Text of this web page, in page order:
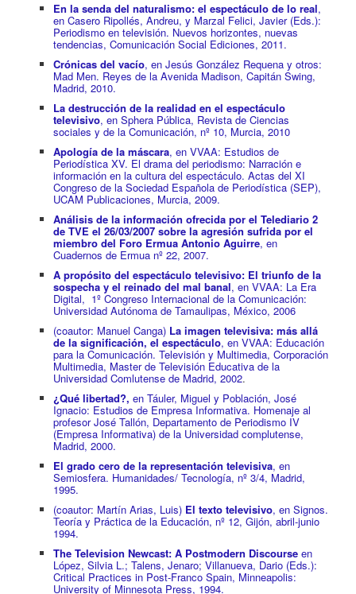
En la senda del naturalismo: el espectáculo de lo real,
en Casero Ripollés, Andreu, y Marzal Felici, Javier (Eds.):
Periodismo en televisión. Nuevos horizontes, nuevas
tendencias, Comunicación Social Ediciones, 2011.
Crónicas del vacío, en Jesús González Requena y otros:
Mad Men. Reyes de la Avenida Madison, Capitán Swing,
Madrid, 2010.
La destrucción de la realidad en el espectáculo
televisivo, en Sphera Pública, Revista de Ciencias
sociales y de la Comunicación, nº 10, Murcia, 2010
Apología de la máscara, en VVAA: Estudios de
Periodística XV. El drama del periodismo: Narración e
información en la cultura del espectáculo. Actas del XI
Congreso de la Sociedad Española de Periodística (SEP),
UCAM Publicaciones, Murcia, 2009.
Análisis de la información ofrecida por el Telediario 2
de TVE el 26/03/2007 sobre la agresión sufrida por el
miembro del Foro Ermua Antonio Aguirre, en
Cuadernos de Ermua nº 22, 2007.
A propósito del espectáculo televisivo: El triunfo de la
sospecha y el reinado del mal banal, en VVAA: La Era
Digital, 1º Congreso Internacional de la Comunicación:
Universidad Autónoma de Tamaulipas, México, 2006
(coautor: Manuel Canga) La imagen televisiva: más allá
de la significación, el espectáculo, en VVAA: Educación
para la Comunicación. Televisión y Multimedia, Corporación
Multimedia, Master de Televisión Educativa de la
Universidad Comlutense de Madrid, 2002.
¿Qué libertad?, en Táuler, Miguel y Población, José
Ignacio: Estudios de Empresa Informativa. Homenaje al
profesor José Tallón, Departamento de Periodismo IV
(Empresa Informativa) de la Universidad complutense,
Madrid, 2000.
El grado cero de la representación televisiva, en
Semiosfera. Humanidades/ Tecnología, nº 3/4, Madrid,
1995.
(coautor: Martín Arias, Luis) El texto televisivo, en Signos.
Teoría y Práctica de la Educación, nº 12, Gijón, abril-junio
1994.
The Television Newcast: A Postmodern Discourseen
López, Silvia L.; Talens, Jenaro; Villanueva, Dario (Eds.):
Critical Practices in Post-Franco Spain, Minneapolis:
University of Minnesota Press, 1994.